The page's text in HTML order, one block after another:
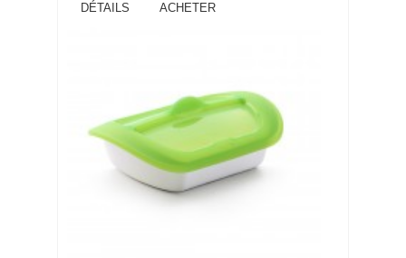
DÉTAILS ACHETER